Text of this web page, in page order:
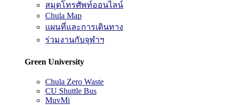
สมุดโทรศัพท์ออนไลน์
Chula Map
แผนที่และการเดินทาง
ร่วมงานกับจุฬาฯ
Green University
Chula Zero Waste
CU Shuttle Bus
MuvMi